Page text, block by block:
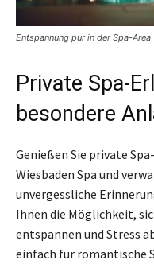
Entspannung pur in der Spa-Area
Private Spa-
besondere
Genießen Sie private
Wiesbaden Spa und
unvergessliche
Ihnen die Möglichkeit,
entspannen und Stress
einfach für romantische